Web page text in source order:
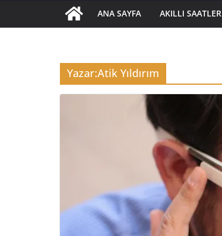
ANA SAYFA AKILLI SAATLER
Yazar:Atik Yıldırım